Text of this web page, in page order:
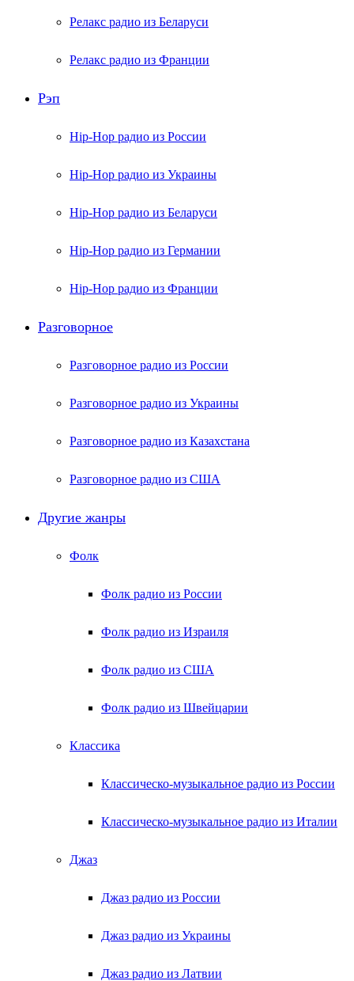
Релакс радио из Беларуси
Релакс радио из Франции
Рэп
Hip-Hop радио из России
Hip-Hop радио из Украины
Hip-Hop радио из Беларуси
Hip-Hop радио из Германии
Hip-Hop радио из Франции
Разговорное
Разговорное радио из России
Разговорное радио из Украины
Разговорное радио из Казахстана
Разговорное радио из США
Другие жанры
Фолк
Фолк радио из России
Фолк радио из Израиля
Фолк радио из США
Фолк радио из Швейцарии
Классика
Классическо-музыкальное радио из России
Классическо-музыкальное радио из Италии
Джаз
Джаз радио из России
Джаз радио из Украины
Джаз радио из Латвии